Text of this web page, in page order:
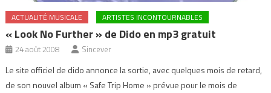
ACTUALITÉ MUSICALE ARTISTES INCONTOURNABLES
« Look No Further » de Dido en mp3 gratuit
24 août 2008 Sincever
Le site officiel de dido annonce la sortie, avec quelques mois de retard,
de son nouvel album « Safe Trip Home » prévue pour le mois de